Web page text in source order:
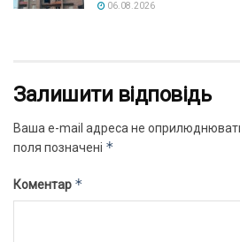
06.08.2026
Залишити відповідь
Ваша e-mail адреса не
поля позначені *
Коментар *